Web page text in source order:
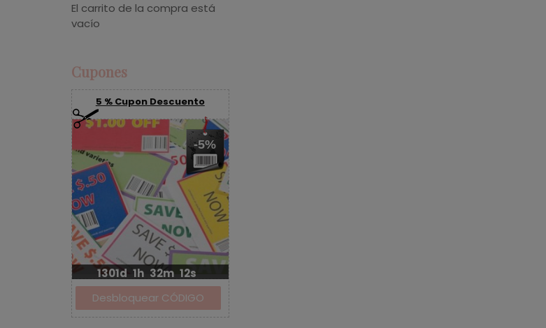
El carrito de la compra está
vacío
Cupones
5 % Cupon Descuento
-5%
1301d 1h 32m 12s